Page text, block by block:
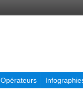
Opérateurs